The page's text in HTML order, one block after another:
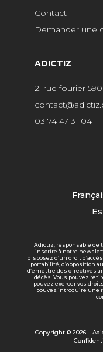
Contact
Demander une
ADICTIZ
2, rue fourier
03 74 47 31 04
Adictiz, responsable de
inscrire à notre
disposez d’un droit
portabilité, d’opposition
d’émettre des directives
décès. Vous pouvez
pouvez exercer vos
pouvez introduire une
Copyright © 2026 –